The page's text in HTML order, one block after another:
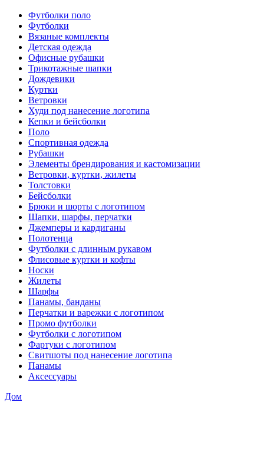
Футболки поло
Футболки
Вязаные комплекты
Детская одежда
Офисные рубашки
Трикотажные шапки
Дождевики
Куртки
Ветровки
Худи под нанесение логотипа
Кепки и бейсболки
Поло
Спортивная одежда
Рубашки
Элементы брендирования и кастомизации
Ветровки, куртки, жилеты
Толстовки
Бейсболки
Брюки и шорты с логотипом
Шапки, шарфы, перчатки
Джемперы и кардиганы
Полотенца
Футболки с длинным рукавом
Флисовые куртки и кофты
Носки
Жилеты
Шарфы
Панамы, банданы
Перчатки и варежки с логотипом
Промо футболки
Футболки с логотипом
Фартуки с логотипом
Свитшоты под нанесение логотипа
Панамы
Аксессуары
Дом